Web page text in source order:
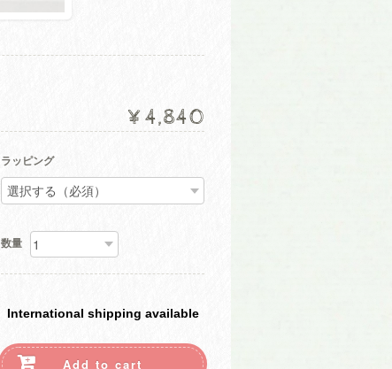
¥4,840
ラッピング
数量
International shipping available
Add to cart